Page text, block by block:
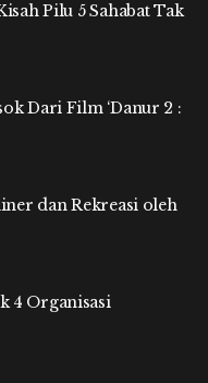
Pilu 5 Sahabat Tak
Dari Film ‘Danur 2 :
dan Rekreasi oleh
4 Organisasi